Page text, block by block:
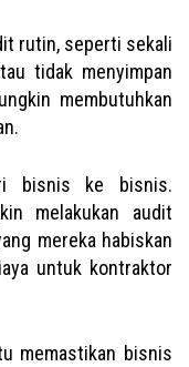
rutin, seperti sekali
tidak menyimpan
membutuhkan
bisnis ke bisnis.
melakukan audit
mereka habiskan
untuk kontraktor
memastikan bisnis